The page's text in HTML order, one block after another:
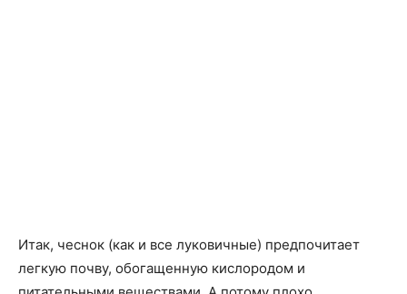
Итак, чеснок (как и все луковичные) предпочитает
легкую почву, обогащенную кислородом и